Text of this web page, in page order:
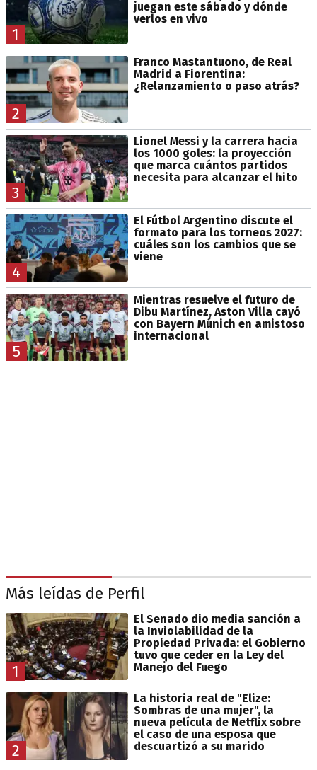
1
juegan este sábado y dónde
verlos en vivo
2
Franco Mastantuono, de Real
Madrid a Fiorentina:
¿Relanzamiento o paso atrás?
3
Lionel Messi y la carrera hacia
los 1000 goles: la proyección
que marca cuántos partidos
necesita para alcanzar el hito
4
El Fútbol Argentino discute el
formato para los torneos 2027:
cuáles son los cambios que se
viene
5
Mientras resuelve el futuro de
Dibu Martínez, Aston Villa cayó
con Bayern Múnich en amistoso
internacional
Más leídas de Perfil
1
El Senado dio media sanción a
la Inviolabilidad de la
Propiedad Privada: el Gobierno
tuvo que ceder en la Ley del
Manejo del Fuego
2
La historia real de "Elize:
Sombras de una mujer", la
nueva película de Netflix sobre
el caso de una esposa que
descuartizó a su marido